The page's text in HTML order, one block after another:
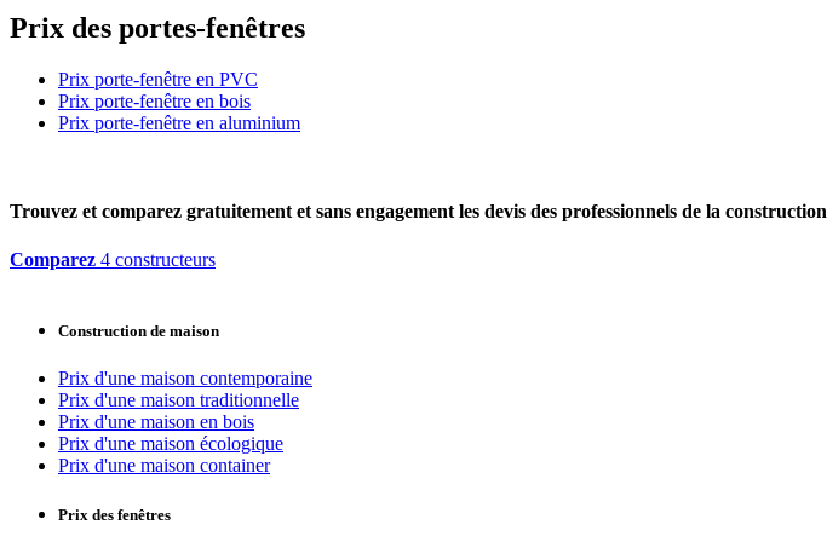
Prix des portes-fenêtres
Prix porte-fenêtre en PVC
Prix porte-fenêtre en bois
Prix porte-fenêtre en aluminium
Trouvez et comparez gratuitement et sans engagement les devis des professionnels de la construction
Comparez 4 constructeurs
Construction de maison
Prix d'une maison contemporaine
Prix d'une maison traditionnelle
Prix d'une maison en bois
Prix d'une maison écologique
Prix d'une maison container
Prix des fenêtres